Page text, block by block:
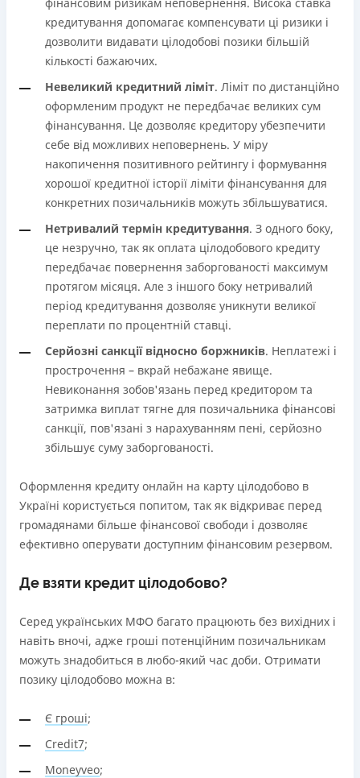
кредитування допомагає компенсувати ці ризики і
дозволити видавати цілодобові позики більшій
кількості бажаючих.
Невеликий кредитний ліміт. Ліміт по дистанційно
оформленим продукт не передбачає великих сум
фінансування. Це дозволяє кредитору убезпечити
себе від можливих неповернень. У міру
накопичення позитивного рейтингу і формування
хорошої кредитної історії ліміти фінансування для
конкретних позичальників можуть збільшуватися.
Нетривалий термін кредитування. З одного боку,
це незручно, так як оплата цілодобового кредиту
передбачає повернення заборгованості максимум
протягом місяця. Але з іншого боку нетривалий
період кредитування дозволяє уникнути великої
переплати по процентній ставці.
Серйозні санкції відносно боржників. Неплатежі і
прострочення – вкрай небажане явище.
Невиконання зобов'язань перед кредитором та
затримка виплат тягне для позичальника фінансові
санкції, пов'язані з нарахуванням пені, серйозно
збільшує суму заборгованості.
Оформлення кредиту онлайн на карту цілодобово в
Україні користується попитом, так як відкриває перед
громадянами більше фінансової свободи і дозволяє
ефективно оперувати доступним фінансовим резервом.
Де взяти кредит цілодобово?
Серед українських МФО багато працюють без вихідних і
навіть вночі, адже гроші потенційним позичальникам
можуть знадобиться в любо-який час доби. Отримати
позику цілодобово можна в:
Є гроші;
Credit7;
Moneyveo;